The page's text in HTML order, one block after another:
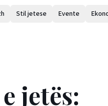
Stil jetese Evente
jetës: